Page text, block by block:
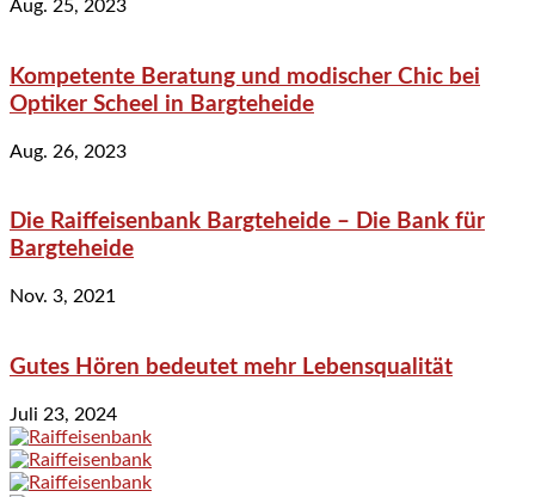
Aug. 25, 2023
Kompetente Beratung und modischer Chic bei
Optiker Scheel in Bargteheide
Aug. 26, 2023
Die Raiffeisenbank Bargteheide – Die Bank für
Bargteheide
Nov. 3, 2021
Gutes Hören bedeutet mehr Lebensqualität
Juli 23, 2024